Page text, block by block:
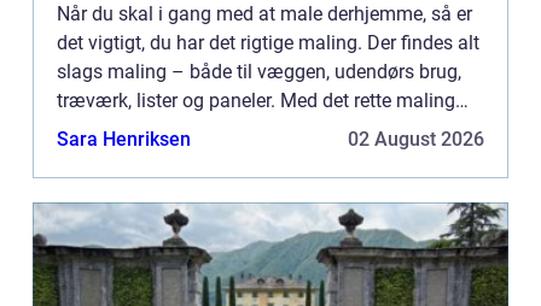
Når du skal i gang med at male derhjemme, så er
det vigtigt, du har det rigtige maling. Der findes alt
slags maling – både til væggen, udendørs brug,
træværk, lister og paneler. Med det rette maling
er...
Sara Henriksen 02 August 2026